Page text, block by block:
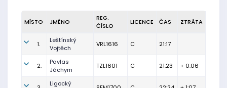
MÍSTO JMÉNO
REG.
ČÍSLO
LICENCE ČAS ZTRÁTA
1.
Leštínský
Vojtěch
VRL1616 C 21:17
2.
Pavlas
Jáchym
TZL1601 C 21:23 + 0:06
Ligocký